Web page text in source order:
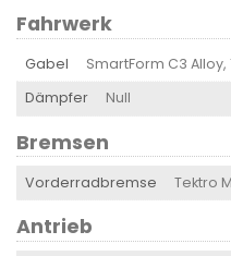
Fahrwerk
Gabel
SmartForm C3
Dämpfer
Null
Bremsen
Vorderradbremse Tektro
Antrieb